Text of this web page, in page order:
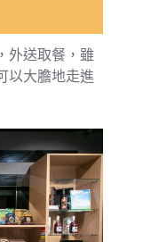
外送取餐，雖
以大膽地走進